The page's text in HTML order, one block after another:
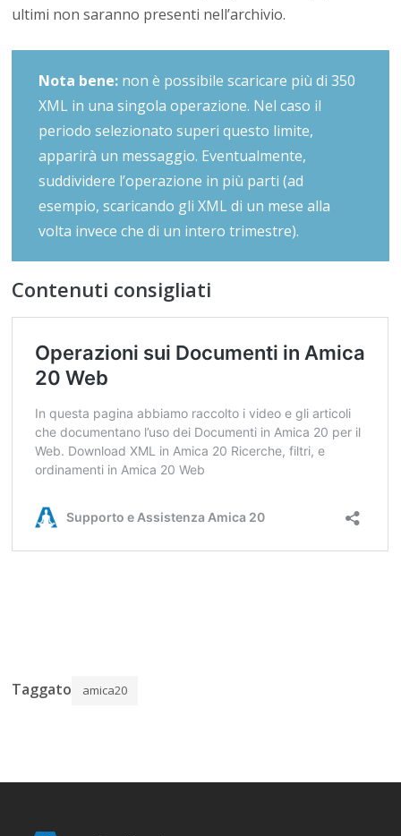
ultimi non saranno presenti nell’archivio.
Nota bene: non è possibile scaricare più di 350
XML in una singola operazione. Nel caso il
periodo selezionato superi questo limite,
apparirà un messaggio. Eventualmente,
suddividere l’operazione in più parti (ad
esempio, scaricando gli XML di un mese alla
volta invece che di un intero trimestre).
Contenuti consigliati
Taggato amica20